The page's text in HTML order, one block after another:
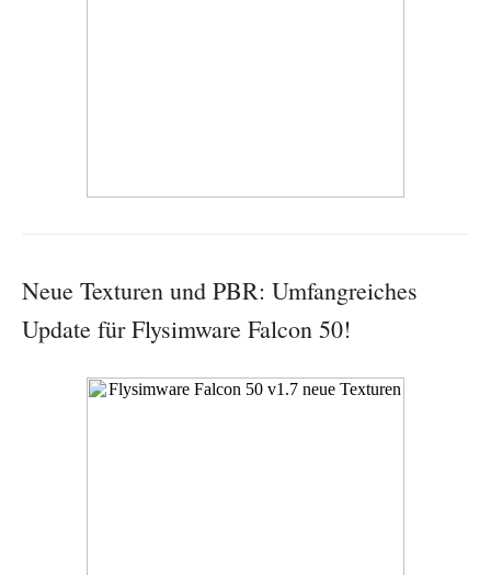
Neue Texturen und PBR: Umfangreiches
Update für Flysimware Falcon 50!